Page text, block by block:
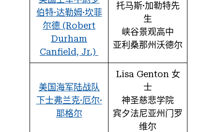
伯特·达勒姆·坎菲
尔德 (Robert
Durham
Canfield, Jr.)
托马斯·加勒特先
生
峡谷景观高中
亚利桑那州沃德尔
美国海军陆战队
下士弗兰克·厄尔·
耶格尔
Lisa Genton 女
士
神圣慈悲学院
宾夕法尼亚州门罗
维尔